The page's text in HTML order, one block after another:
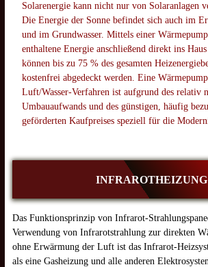
Solarenergie kann nicht nur von Solaranlagen
Die Energie der Sonne befindet sich auch im
und im Grundwasser. Mittels einer
enthaltene Energie anschließend direkt ins
können bis zu 75 % des gesamten
kostenfrei abgedeckt werden. Eine
Luft/Wasser-Verfahren ist aufgrund des relativ
Umbauaufwands und des günstigen, häufig
geförderten Kaufpreises speziell für die
INFRAROTHEIZUNG
Das Funktionsprinzip von Infrarot-
Verwendung von Infrarotstrahlung zur direkten
ohne Erwärmung der Luft ist das Infrarot-
als eine Gasheizung und alle anderen